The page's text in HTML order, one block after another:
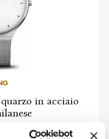
in acciaio